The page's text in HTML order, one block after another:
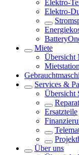
Elektro-
Elektro-
Miete
Übersicht
Services &
Übersicht
Ersatzteile
Über uns